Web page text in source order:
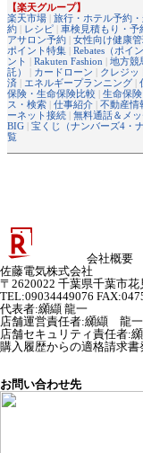
【楽天グループ】
楽天市場 | 旅行・ホテル予約
約 | レシピ | 車検見積もり・予
アサロン予約 | 女性向け健康
ポイント特集 | Rebates（ポイ
ント | Rakuten Fashion | 地方競
託）
| カードローン | クレジッ
済 | エネルギープランニング |
保険・生命保険比較 | 生命保険
ス・検索 | 仕事紹介 | 不動産情
ーネット接続 | 無料通話＆メ
BIG | 宝くじ（ナンバーズ4・
覧
会社概要
佐藤電気株式会社
〒2620022 千葉県千葉市
TEL:09034449076
代表者:纐纈 龍一
店舗運営責任者:纐纈 龍一
店舗セキュリティ責任者:
購入履歴からの適格請求
お問い合わせ先